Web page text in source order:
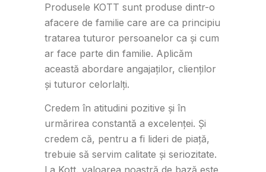
Produsele KOTT sunt produse dintr-o
afacere de familie care are ca principiu
tratarea tuturor persoanelor ca și cum
ar face parte din familie. Aplicăm
această abordare angajaților, clienților
și tuturor celorlalți.
Credem în atitudini pozitive și în
urmărirea constantă a excelenței. Și
credem că, pentru a fi lideri de piață,
trebuie să servim calitate și seriozitate.
La Kott, valoarea noastră de bază este